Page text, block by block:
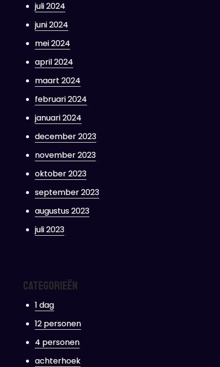
juli 2024
juni 2024
mei 2024
april 2024
maart 2024
februari 2024
januari 2024
december 2023
november 2023
oktober 2023
september 2023
augustus 2023
juli 2023
Categorieën
1 dag
12 personen
4 personen
achterhoek